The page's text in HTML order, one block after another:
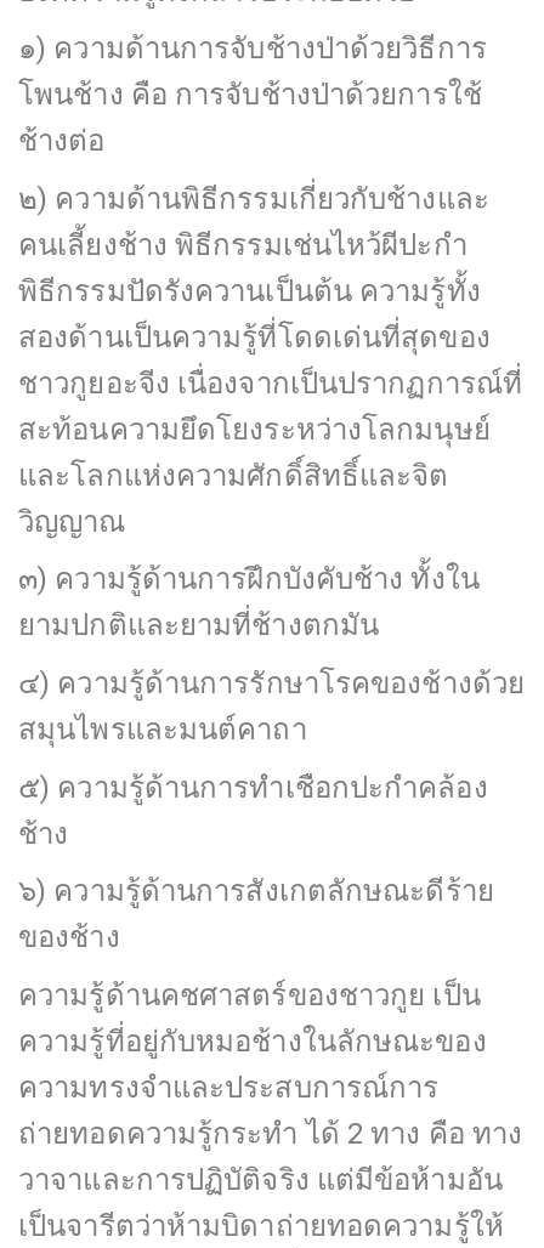
๑) ความด้านการจับช้างป่าด้วยวิธีการ
โพนช้าง คือ การจับช้างป่าด้วยการใช้
ช้างต่อ
๒) ความด้านพิธีกรรมเกี่ยวกับช้างและ
คนเลี้ยงช้าง พิธีกรรมเช่นไหว้ผีปะกำ
พิธีกรรมปัดรังควานเป็นต้น ความรู้ทั้ง
สองด้านเป็นความรู้ที่โดดเด่นที่สุดของ
ชาวกูยอะจีง เนื่องจากเป็นปรากฏการณ์ที่
สะท้อนความยึดโยงระหว่างโลกมนุษย์
และโลกแห่งความศักดิ์สิทธิ์และจิต
วิญญาณ
๓) ความรู้ด้านการฝึกบังคับช้าง ทั้งใน
ยามปกติและยามที่ช้างตกมัน
๔) ความรู้ด้านการรักษาโรคของช้างด้วย
สมุนไพรและมนต์คาถา
๕) ความรู้ด้านการทำเชือกปะกำคล้อง
ช้าง
๖) ความรู้ด้านการสังเกตลักษณะดีร้าย
ของช้าง
ความรู้ด้านคชศาสตร์ของชาวกูย เป็น
ความรู้ที่อยู่กับหมอช้างในลักษณะของ
ความทรงจำและประสบการณ์การ
ถ่ายทอดความรู้กระทำ ได้ 2 ทาง คือ ทาง
วาจาและการปฏิบัติจริง แต่มีข้อห้ามอัน
เป็นจารีตว่าห้ามบิดาถ่ายทอดความรู้ให้